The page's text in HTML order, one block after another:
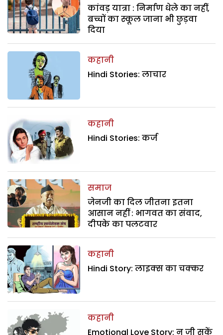
कांवड़ यात्रा : निर्माण धेले का नहीं,
बच्चों का स्कूल जाना भी छुड़वा
दिया
कहानी
Hindi Stories: लाचार
कहानी
Hindi Stories: कर्ज
समाज
जेनजी का दिल जीतना इतना
आसान नहीं : भागवत का संवाद,
दीपके का पलटवार
कहानी
Hindi Story: लाइक्स का चक्कर
कहानी
Emotional Love Story: न जी सकें